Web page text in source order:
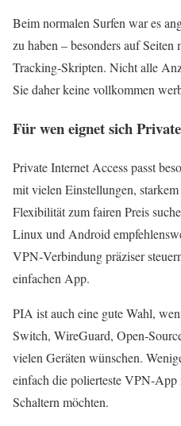
Beim normalen Surfen war es
zu haben – besonders auf
Tracking‑Skripten. Nicht alle
Sie daher keine vollkommen
Für wen eignet sich
Private Internet Access passt
mit vielen Einstellungen,
Flexibilität zum fairen Preis
Linux und Android
VPN‑Verbindung präziser
einfachen App.
PIA ist auch eine gute Wahl,
Switch, WireGuard,
vielen Geräten wünschen.
einfach die polierteste
Schaltern möchten.